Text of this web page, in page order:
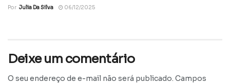
Por Julia Da Silva 06/12/2025
Deixe um comentário
O seu endereço de e-mail não será publicado. Campos